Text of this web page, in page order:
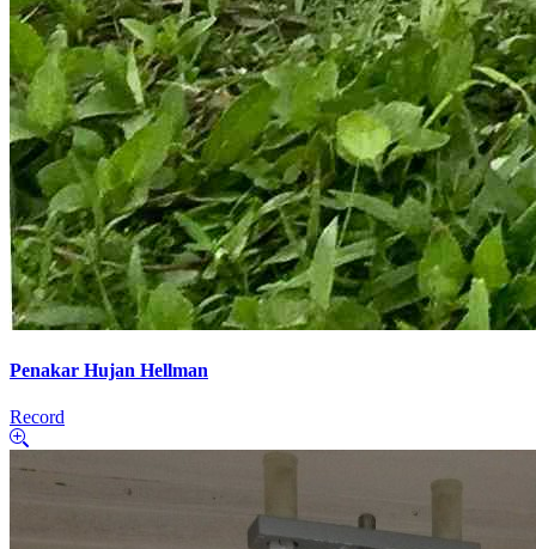
Penakar Hujan Hellman
Record